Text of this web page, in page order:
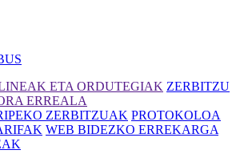
ETA ORDUTEGIAK ZERBITZU
ERREALA
ZERBITZUAK PROTOKOLOA
WEB BIDEZKO ERREKARGA